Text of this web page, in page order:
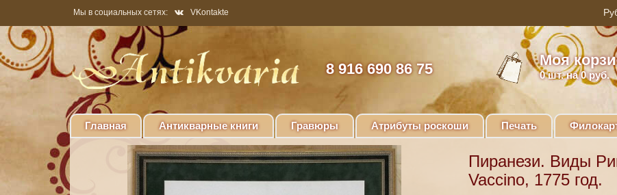
Мы в социальных сетях: VKontakte
8 916 690 86 75
Моя
0шт. на 0 руб.
Главная Антикварные книги Гравюры Атрибуты роскоши Печать
Пиранези. Виды
Vaccino, 1775 год.